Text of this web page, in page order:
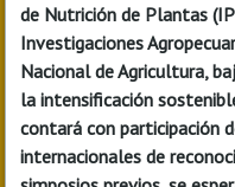
de Nutrición de Plantas
Investigaciones
Nacional de Agricultura,
la intensificación
contará con participación
internacionales de